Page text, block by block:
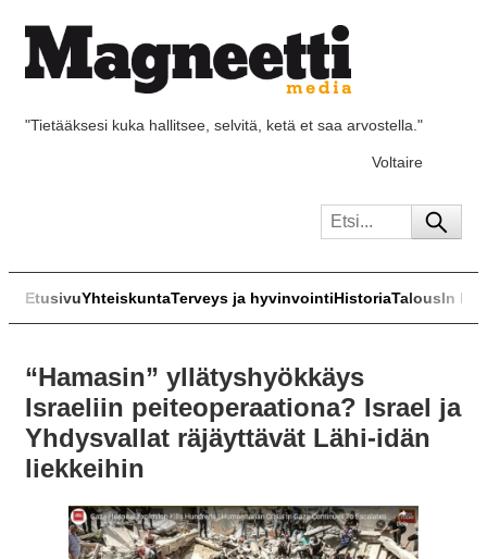
"Tietääksesi kuka hallitsee, selvitä, ketä et saa arvostella."
Voltaire
EtusivuYhteiskuntaTerveys ja hyvinvointiHistoriaTalousIn
“Hamasin” yllätyshyökkäys
Israeliin peiteoperaationa? Israel ja
Yhdysvallat räjäyttävät Lähi-idän
liekkeihin